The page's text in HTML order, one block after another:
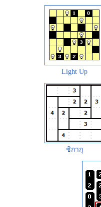
Light Up
ชิกากุ